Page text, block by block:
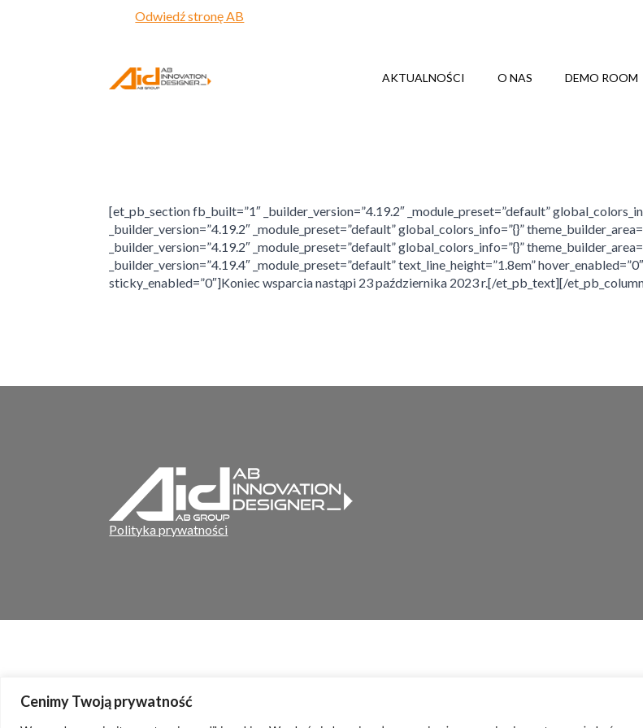
Cenimy Twoją prywatność
Odwiedź stronę AB
AKTUALNOŚCI O NAS DEMO ROOM
[et_pb_section fb_built=”1″ _builder_version=”4.19.2″ _module_preset=”default”
_builder_version=”4.19.2″ _module_preset=”default” global_colors_info=”{}”
_builder_version=”4.19.2″ _module_preset=”default” global_colors_info=”{}”
_builder_version=”4.19.4″ _module_preset=”default” text_line_height=”1.8em”
sticky_enabled=”0″]Koniec wsparcia nastąpi 23 października 2023 r.[/et_pb_text][/
Polityka prywatności